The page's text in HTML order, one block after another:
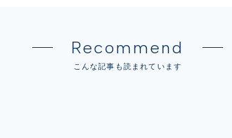
Recommend
こんな記事も読まれています